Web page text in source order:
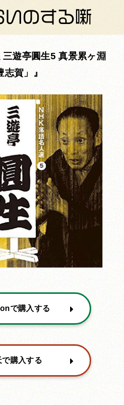
遊亭圓生5 真景累ヶ淵
志賀」
で購入する
で購入する